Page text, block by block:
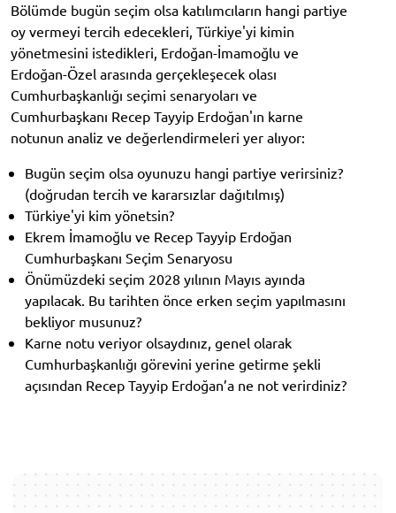
Bölümde bugün seçim olsa katılımcıların hangi partiye
oy vermeyi tercih edecekleri, Türkiye'yi kimin
yönetmesini istedikleri, Erdoğan-İmamoğlu ve
Erdoğan-Özel arasında gerçekleşecek olası
Cumhurbaşkanlığı seçimi senaryoları ve
Cumhurbaşkanı Recep Tayyip Erdoğan'ın karne
notunun analiz ve değerlendirmeleri yer alıyor:
Bugün seçim olsa oyunuzu hangi partiye verirsiniz?
(doğrudan tercih ve kararsızlar dağıtılmış)
Türkiye'yi kim yönetsin?
Ekrem İmamoğlu ve Recep Tayyip Erdoğan
Cumhurbaşkanı Seçim Senaryosu
Önümüzdeki seçim 2028 yılının Mayıs ayında
yapılacak. Bu tarihten önce erken seçim yapılmasını
bekliyor musunuz?
Karne notu veriyor olsaydınız, genel olarak
Cumhurbaşkanlığı görevini yerine getirme şekli
açısından Recep Tayyip Erdoğan’a ne not verirdiniz?